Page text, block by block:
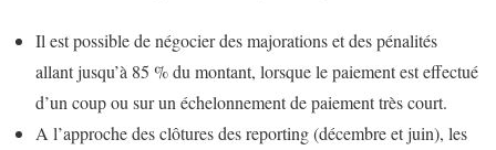
Il est possible de négocier des majorations et des pénalités
allant jusqu’à 85 % du montant, lorsque le paiement est effectué
d’un coup ou sur un échelonnement de paiement très court.
A l’approche des clôtures des reporting (décembre et juin), les